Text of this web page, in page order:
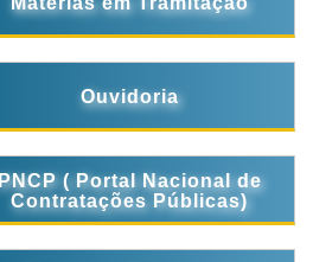
Ouvidoria
PNCP ( Portal Nacional de
Contratações Públicas)